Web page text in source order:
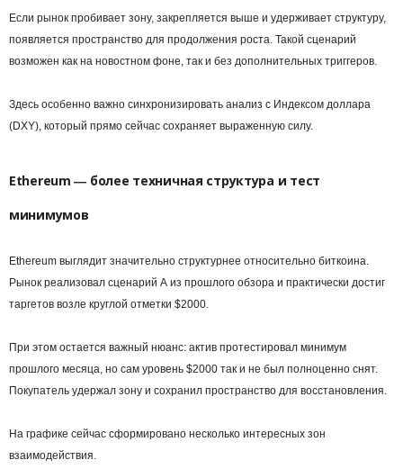
Если рынок пробивает зону, закрепляется выше и удерживает структуру,
появляется пространство для продолжения роста. Такой сценарий
возможен как на новостном фоне, так и без дополнительных триггеров.
Здесь особенно важно синхронизировать анализ с Индексом доллара
(DXY), который прямо сейчас сохраняет выраженную силу.
Ethereum ― более техничная структура и тест
минимумов
Ethereum выглядит значительно структурнее относительно биткоина.
Рынок реализовал сценарий А из прошлого обзора и практически достиг
таргетов возле круглой отметки $2000.
При этом остается важный нюанс: актив протестировал минимум
прошлого месяца, но сам уровень $2000 так и не был полноценно снят.
Покупатель удержал зону и сохранил пространство для восстановления.
На графике сейчас сформировано несколько интересных зон
взаимодействия.